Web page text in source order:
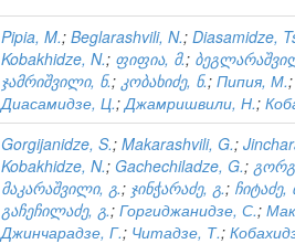
Pipia, M.; Beglarashvili, N.; Diasamidze,
Kobakhidze, N.; ფიფია, მ.;
ჯამრიშვილი, ნ.; კობახიძე, ნ.; Пипия, М.;
Диасамидзе, Ц.;Джамришвили, Н.;
Gorgijanidze, S.; Makarashvili, G.;
Kobakhidze, N.; Gachechiladze, G.;
მაკარაშვილი, გ.; ჯინჭარაძე, გ.; ჩიტაძე,
გაჩეჩილაძე, გ.; Горгиджанидзе, С.;
Джинчарадзе, Г.; Читадзе, Т.;